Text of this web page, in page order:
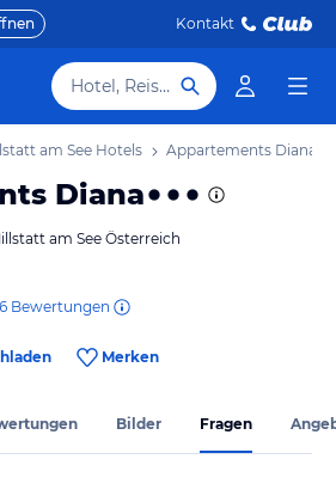
Kontakt
Hotel, Reiseziel
am See Hotels Appartements Diana
Diana
am See Österreich
Bewertungen
Merken
Bilder Fragen